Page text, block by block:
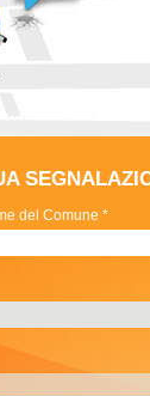
del Comune *